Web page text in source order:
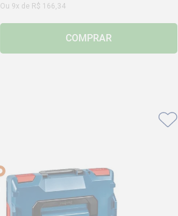
Ou 9x de R$ 166 34
COMPRAR